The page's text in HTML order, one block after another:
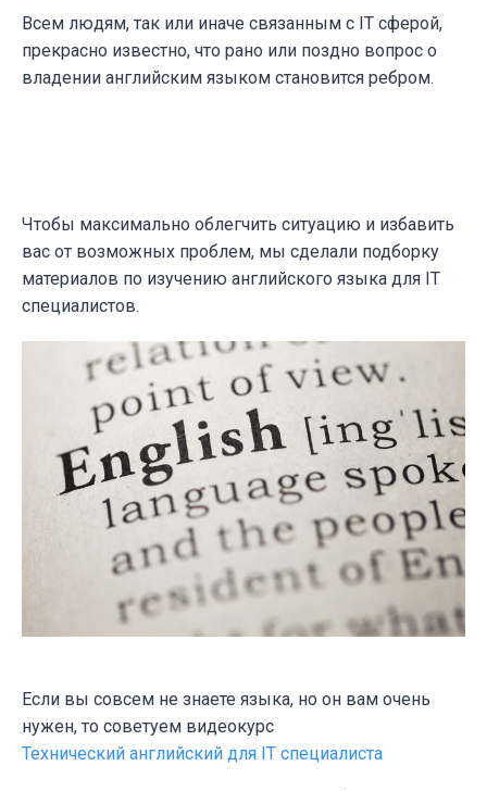
Всем людям, так или иначе связанным с IT сферой,
прекрасно известно, что рано или поздно вопрос о
владении английским языком становится ребром.
Чтобы максимально облегчить ситуацию и избавить
вас от возможных проблем, мы сделали подборку
материалов по изучению английского языка для IT
специалистов.
Если вы совсем не знаете языка, но он вам очень
нужен, то советуем видеокурс
Технический английский для IT специалиста